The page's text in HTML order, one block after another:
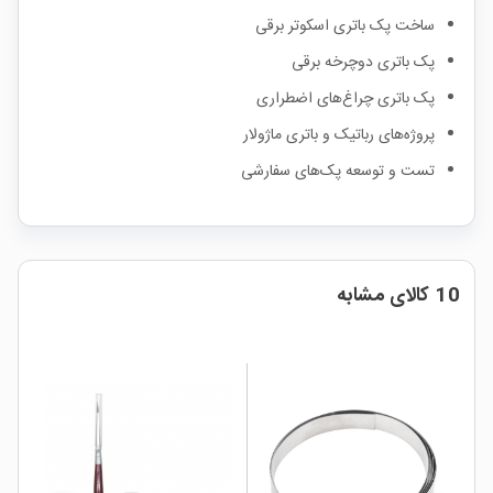
ساخت پک باتری اسکوتر برقی
پک باتری دوچرخه برقی
پک باتری چراغ‌های اضطراری
پروژه‌های رباتیک و باتری ماژولار
تست و توسعه پک‌های سفارشی
10 کالای مشابه